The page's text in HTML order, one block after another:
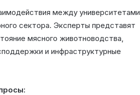
между университетами,
сектора. Эксперты представят
мясного животноводства,
и инфраструктурные